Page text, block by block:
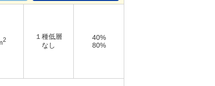
2
１種低層
なし
40%
80%